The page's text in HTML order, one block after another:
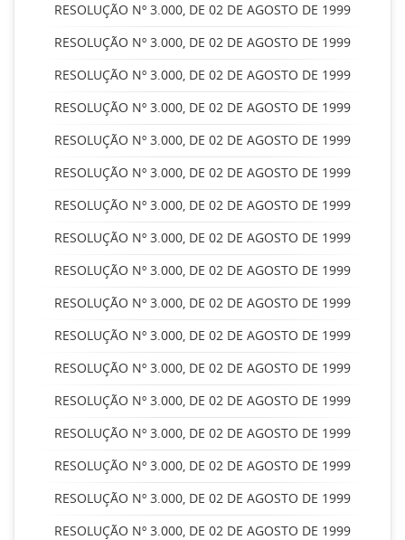
RESOLUÇÃO Nº 3.000, DE 02 DE AGOSTO DE 1999
RESOLUÇÃO Nº 3.000, DE 02 DE AGOSTO DE 1999
RESOLUÇÃO Nº 3.000, DE 02 DE AGOSTO DE 1999
RESOLUÇÃO Nº 3.000, DE 02 DE AGOSTO DE 1999
RESOLUÇÃO Nº 3.000, DE 02 DE AGOSTO DE 1999
RESOLUÇÃO Nº 3.000, DE 02 DE AGOSTO DE 1999
RESOLUÇÃO Nº 3.000, DE 02 DE AGOSTO DE 1999
RESOLUÇÃO Nº 3.000, DE 02 DE AGOSTO DE 1999
RESOLUÇÃO Nº 3.000, DE 02 DE AGOSTO DE 1999
RESOLUÇÃO Nº 3.000, DE 02 DE AGOSTO DE 1999
RESOLUÇÃO Nº 3.000, DE 02 DE AGOSTO DE 1999
RESOLUÇÃO Nº 3.000, DE 02 DE AGOSTO DE 1999
RESOLUÇÃO Nº 3.000, DE 02 DE AGOSTO DE 1999
RESOLUÇÃO Nº 3.000, DE 02 DE AGOSTO DE 1999
RESOLUÇÃO Nº 3.000, DE 02 DE AGOSTO DE 1999
RESOLUÇÃO Nº 3.000, DE 02 DE AGOSTO DE 1999
RESOLUÇÃO Nº 3.000, DE 02 DE AGOSTO DE 1999